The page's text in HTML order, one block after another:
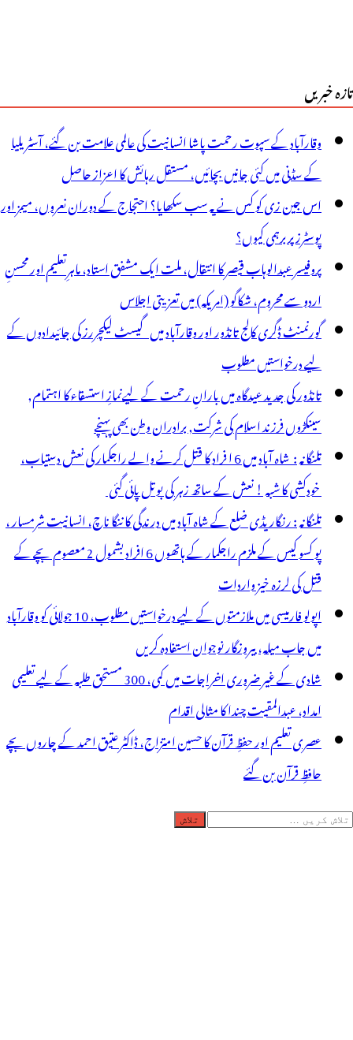
تازہ خبریں
وقارآباد کے سپوت رحمت پاشا انسانیت کی عالمی علامت بن گئے، آسٹریلیا
کے سڈنی میں کئی جانیں بچائیں، مستقل رہائش کا اعزاز حاصل
اس جین زی کو کس نے یہ سب سکھایا؟ احتجاج کے دوران نعروں، میمز اور
پوسٹرز پر برہمی کیوں؟
پروفیسر عبدالوہاب قیصر کا انتقال، ملت ایک مشفق استاد، ماہرِتعلیم اور محسنِ
اردو سے محروم، شکاگو (امریکہ) میں تعزیتی اجلاس
گورنمنٹ ڈگری کالج تانڈور اور وقارآباد میں گیسٹ لیکچررز کی جائیدادوں کے
لیے درخواستیں مطلوب
تانڈور کی جدید عیدگاہ میں بارانِ رحمت کے لیےنمازِ استسقاء کا اہتمام,
سینکڑوں فرزند اسلام کی شرکت, برادران وطن بھی پہنچے
تلنگانہ : شاہ آباد میں 6 ا فراد کا قتل کرنے والے راجکمار کی نعش دستیاب،
خودکشی کا شبہ ! نعش کے ساتھ زہر کی بوتل پائی گئی
تلنگانہ : رنگاریڈی ضلع کے شاہ آباد میں درندگی کا ننگا ناچ، انسانیت شرمسار ،
پو کسو کیس کے ملزم راجکمار کے ہاتھوں 6 افراد بشمول 2 معصوم بچے کے
قتل کی لرزہ خیز واردات
اپولو فارمیسی میں ملازمتوں کے لیے درخواستیں مطلوب، 10 جولائی کو وقارآباد
میں جاب میلہ، بیروزگار نوجوان استفادہ کریں
شادی کے غیر ضروری اخراجات میں کمی، 300 مستحق طلبہ کے لیے تعلیمی
امداد، عبدالمقیت چندا کا مثالی اقدام
عصری تعلیم اور حفظِ قرآن کا حسین امتزاج، ڈاکٹر عتیق احمد کے چاروں بچے
حافظِ قرآن بن گئے
تلاش